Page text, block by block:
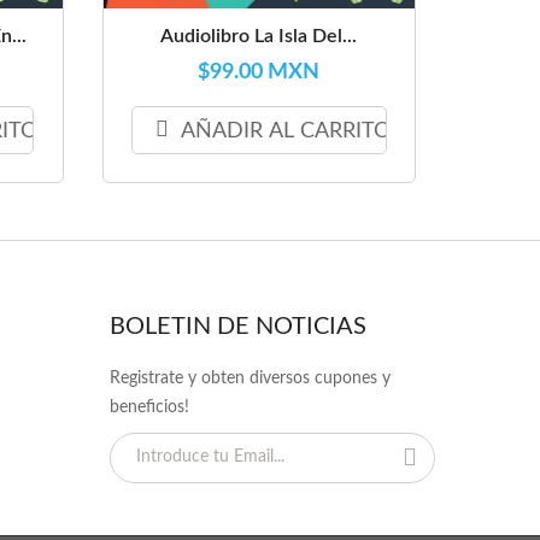
Audiolibro La Isla Del...
$99.00 MXN
AÑADIR AL CARRITO
BOLETIN DE NOTICIAS
Registrate y obten diversos cupones y
beneficios!